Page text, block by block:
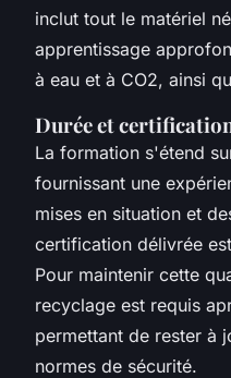
inclut tout le matériel
apprentissage
à eau et à CO2, ainsi
Durée et
La formation s'étend
fournissant une
mises en situation et
certification délivrée est
Pour maintenir cette
recyclage est requis
permettant de rester à
normes de sécurité.